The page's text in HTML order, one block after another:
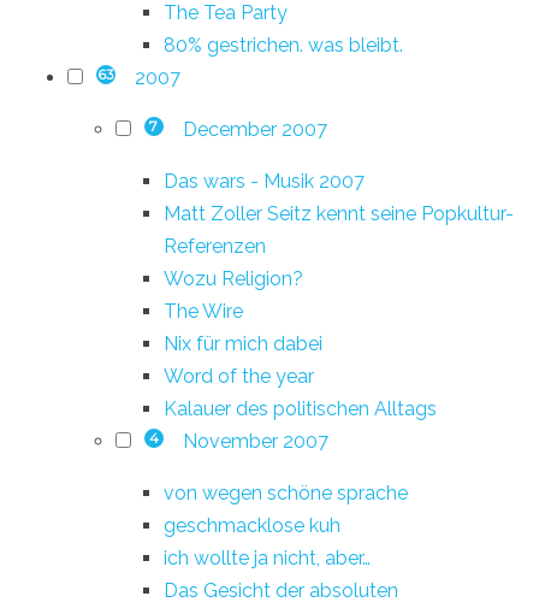
The Tea Party
80% gestrichen. was bleibt.
63 2007
7 December 2007
Das wars - Musik 2007
Matt Zoller Seitz kennt seine Popkultur-
Referenzen
Wozu Religion?
The Wire
Nix für mich dabei
Word of the year
Kalauer des politischen Alltags
4 November 2007
von wegen schöne sprache
geschmacklose kuh
ich wollte ja nicht, aber…
Das Gesicht der absoluten